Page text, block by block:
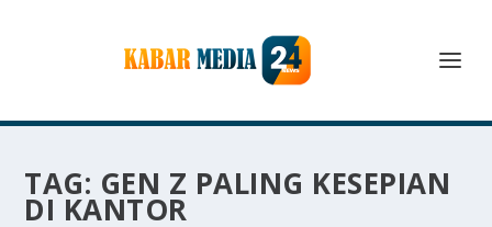
TAG: GEN Z PALING KESEPIAN
DI KANTOR